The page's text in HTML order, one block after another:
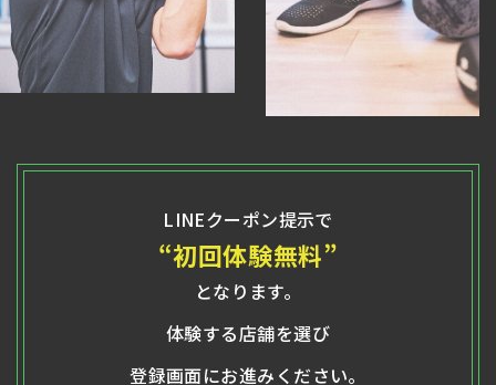
LINEクーポン提示で
“初回体験無料”
となります。
体験する店舗を選び
登録画面にお進みください。